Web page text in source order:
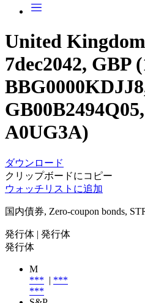
United
7dec2042, GBP
A0UG3A)
ダウンロード
クリップボードにコピー
ウォッチリストに追加
国内債券, Zero-coupon bonds,
発行体 | 発行体
発行体
M
*** | ***
***